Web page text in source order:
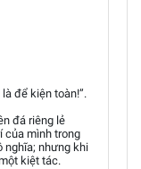
để kiện toàn!”.
đá riêng lẻ
của mình trong
nghĩa; nhưng khi
kiệt tác.